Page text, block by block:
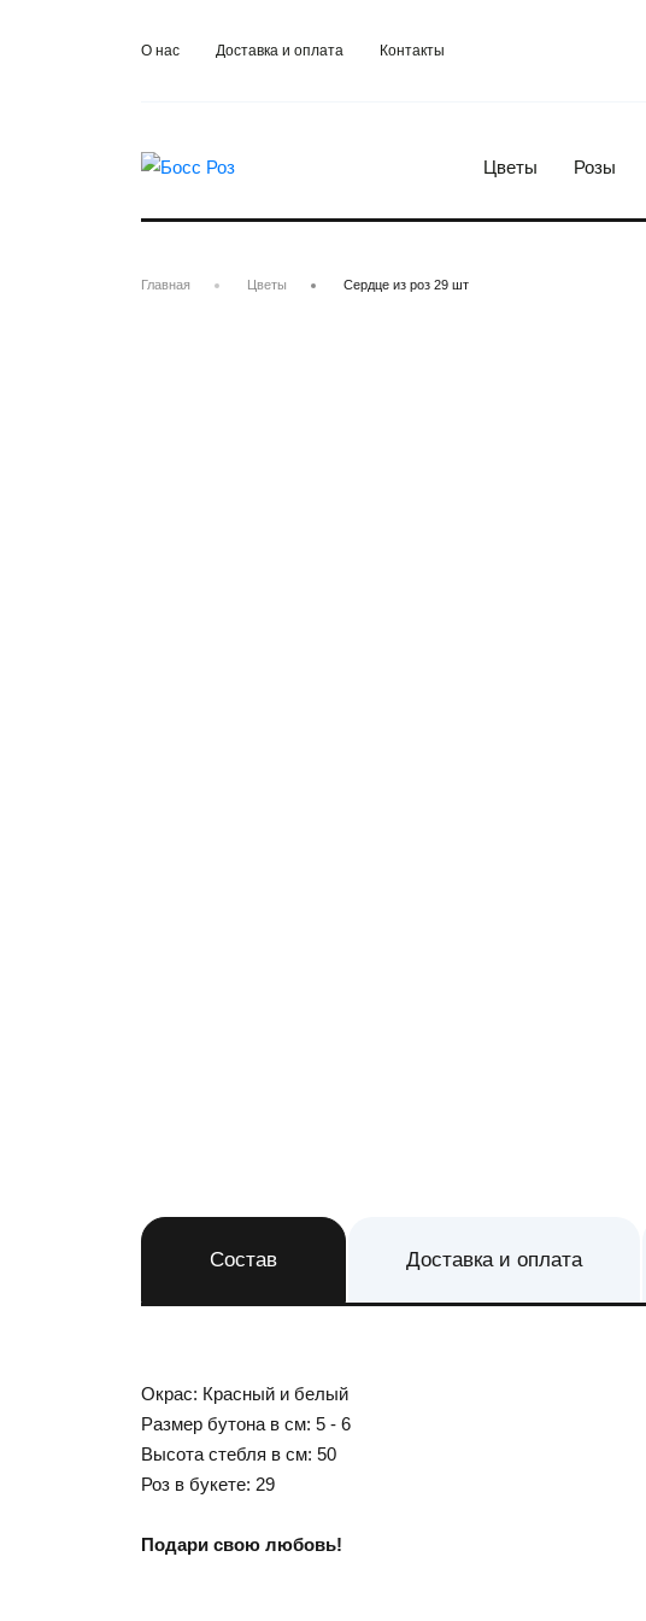
О нас Доставка и оплата Контакты
Цветы Розы
О нас Доставка и оплата Контакты
Главная Цветы Сердце из роз 29 шт
Состав Доставка и оплата
Окрас: Красный и белый
Размер бутона в см: 5 - 6
Высота стебля в см: 50
Роз в букете: 29
Подари свою любовь!